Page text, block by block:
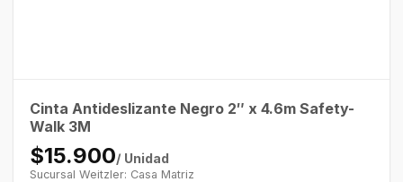
Cinta Antideslizante Negro 2″ x 4.6m Safety-
Walk 3M
$15.900/ Unidad
Sucursal Weitzler: Casa Matriz